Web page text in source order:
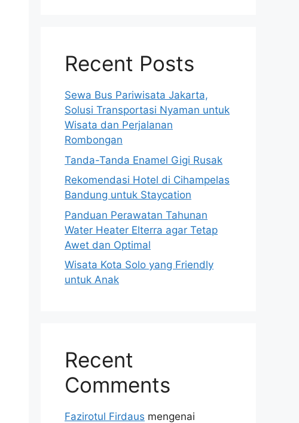
Recent Posts
Sewa Bus Pariwisata Jakarta,
Solusi Transportasi Nyaman untuk
Wisata dan Perjalanan
Rombongan
Tanda-Tanda Enamel Gigi Rusak
Rekomendasi Hotel di Cihampelas
Bandung untuk Staycation
Panduan Perawatan Tahunan
Water Heater Elterra agar Tetap
Awet dan Optimal
Wisata Kota Solo yang Friendly
untuk Anak
Recent
Comments
Fazirotul Firdaus mengenai